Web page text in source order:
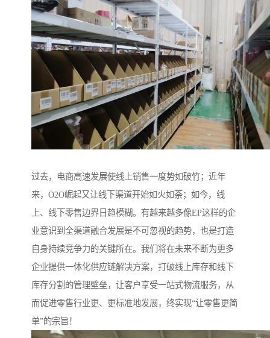
过去，电商高速发展使线上销售一度势如破竹；近年
来，O2O崛起又让线下渠道开始如火如荼；如今，线
上、线下零售边界日趋模糊。有越来越多像EP这样的企
业意识到全渠道融合发展是不可忽视的趋势，也是打造
自身持续竞争力的关键所在。我们将在未来不断为更多
企业提供一体化供应链解决方案，打破线上库存和线下
库存分割的管理壁垒，让客户享受一站式物流服务，从
而促进零售行业更、更标准地发展，终实现“让零售更简
单”的宗旨！